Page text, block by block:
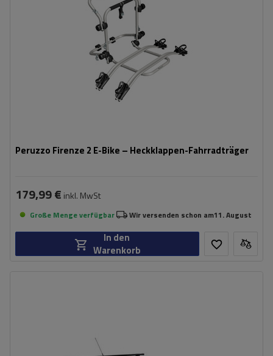
Peruzzo Firenze 2 E-Bike – Heckklappen-Fahrradträger
kompatibel mit Elektrofahrrädern
Aluminiumkonstruktion
179,99 € inkl. MwSt
Große Menge verfügbar Wir versenden schon am11. August
In den
Warenkorb